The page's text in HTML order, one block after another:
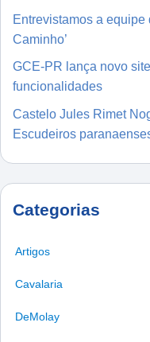
Entrevistamos a equipe
Caminho’
GCE-PR lança novo
funcionalidades
Castelo Jules Rimet
Escudeiros
Categorias
Artigos
Cavalaria
DeMolay